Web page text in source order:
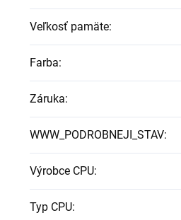
Veľkosť pamäte:
Farba:
Záruka:
WWW_PODROBNEJI_STAV:
Výrobce CPU:
Typ CPU: